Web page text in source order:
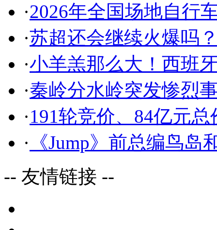
·2026年全国场地自行
·苏超还会继续火爆吗
·小羊羔那么大！西班
·秦岭分水岭突发惨烈
·191轮竞价、84亿元
· 《Jump》前总编鸟
-- 友情链接 --